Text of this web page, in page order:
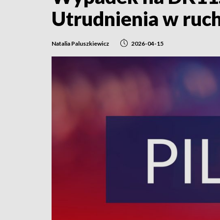
Utrudnienia w
Natalia Paluszkiewicz 2026-04-15